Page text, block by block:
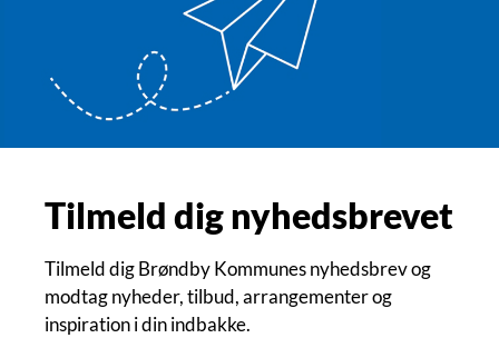
Tilmeld dig nyhedsbrevet
Tilmeld dig Brøndby Kommunes nyhedsbrev og
modtag nyheder, tilbud, arrangementer og
inspiration i din indbakke.